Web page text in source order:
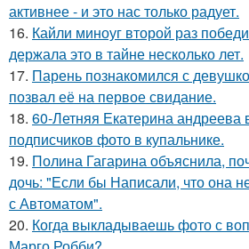
активнее - и это нас только радует.
16. Кайли миноуг второй раз
держала это в тайне несколько лет.
17. Парень познакомился с
позвал её на первое свидание.
18. 60-Летняя Екатерина андреева
подписчиков фото в купальнике.
19. Полина Гагарина объяснила,
дочь: "Если бы Написали, что она
с Автоматом".
20. Когда выкладываешь фото с